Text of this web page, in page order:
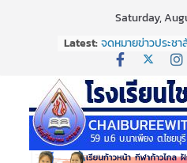
Saturday,
Latest: จดหมายข่าวประช
ประจำเดือนมิถุนาย
กิจกรรมวันสุนทรภู่
จดหมายข่าวประช
ประจำเดือนมิถุนาย
จดหมายข่าวประช
ประจำเดือนมิถุนาย